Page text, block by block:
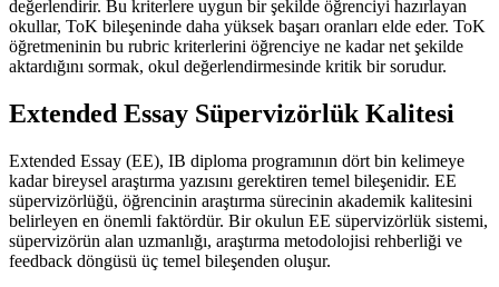
değerlendirir. Bu kriterlere uygun bir şekilde öğrenciyi hazırlayan
okullar, ToK bileşeninde daha yüksek başarı oranları elde eder. ToK
öğretmeninin bu rubric kriterlerini öğrenciye ne kadar net şekilde
aktardığını sormak, okul değerlendirmesinde kritik bir sorudur.
Extended Essay Süpervizörlük Kalitesi
Extended Essay (EE), IB diploma programının dört bin kelimeye
kadar bireysel araştırma yazısını gerektiren temel bileşenidir. EE
süpervizörlüğü, öğrencinin araştırma sürecinin akademik kalitesini
belirleyen en önemli faktördür. Bir okulun EE süpervizörlük sistemi,
süpervizörün alan uzmanlığı, araştırma metodolojisi rehberliği ve
feedback döngüsü üç temel bileşenden oluşur.